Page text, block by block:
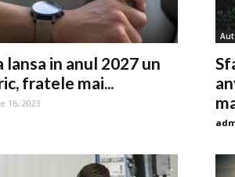
lansa in anul 2027 un
fratele mai...
16, 2023